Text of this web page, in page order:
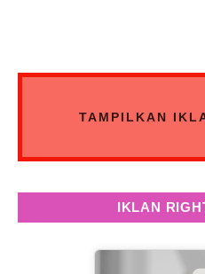
TAMPILKAN
IKLAN